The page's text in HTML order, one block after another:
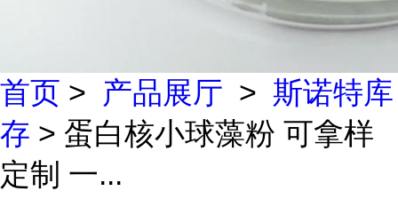
首页 > 产品展厅 > 斯诺特库
存 > 蛋白核小球藻粉 可拿样
定制 一...